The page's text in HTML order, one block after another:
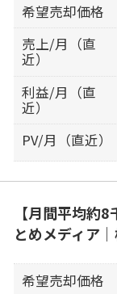
希望売却価格
売上/月（直
近）
利益/月（直
近）
PV/月（直近）
【月間平均約
とめメディア
希望売却価格